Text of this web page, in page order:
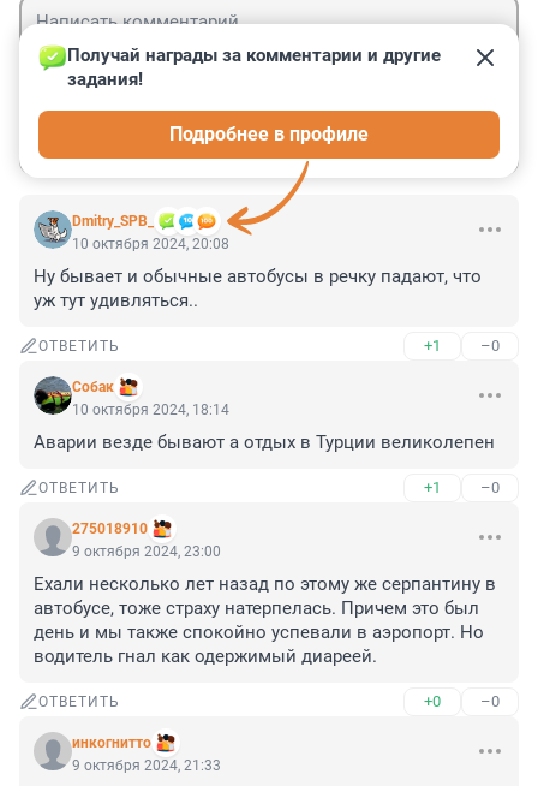
Dmitry_SPB_
Получай награды за комментарии и другие
задания!
Подробнее в профиле
10 октября 2024, 20:08
Ну бывает и обычные автобусы в речку падают, что
уж тут удивляться..
ОТВЕТИТЬ +1 –0
Собак
10 октября 2024, 18:14
Аварии везде бывают а отдых в Турции великолепен
ОТВЕТИТЬ +1 –0
275018910
9 октября 2024, 23:00
Ехали несколько лет назад по этому же серпантину в
автобусе, тоже страху натерпелась. Причем это был
день и мы также спокойно успевали в аэропорт. Но
водитель гнал как одержимый диареей.
ОТВЕТИТЬ +0 –0
инкогнитто
9 октября 2024, 21:33